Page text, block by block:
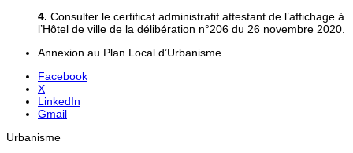
4. Consulter le certificat administratif attestant de l’affichage à
l’Hôtel de ville de la délibération n°206 du 26 novembre 2020.
Annexion au Plan Local d’Urbanisme.
Facebook
X
LinkedIn
Gmail
Urbanisme